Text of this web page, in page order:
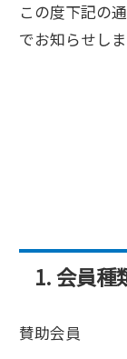
この度下記の
でお知らせしま
1. 会員種
賛助会員